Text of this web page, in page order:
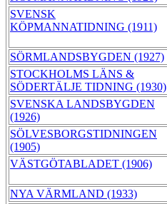
SVENSK
KÖPMANNATIDNING (1911)
SÖRMLANDSBYGDEN (1927)
STOCKHOLMS LÄNS &
SÖDERTÄLJE TIDNING (1930)
SVENSKA LANDSBYGDEN
(1926)
SÖLVESBORGSTIDNINGEN
(1905)
VÄSTGÖTABLADET (1906)
NYA VÄRMLAND (1933)